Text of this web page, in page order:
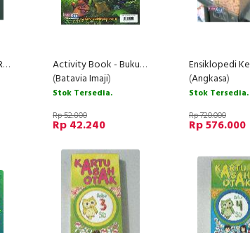
AL-QUR'AN DAN TERJEMAH RAINBOW (Resleting)
Activity Book - Buku Petualangan Paddle Pop Dinoterra
(Batavia Imaji)
Stok Tersedia.
Rp 52.800
Rp 42.240
(Angkasa)
Stok Tersedia.
Rp 720.000
Rp 576.000